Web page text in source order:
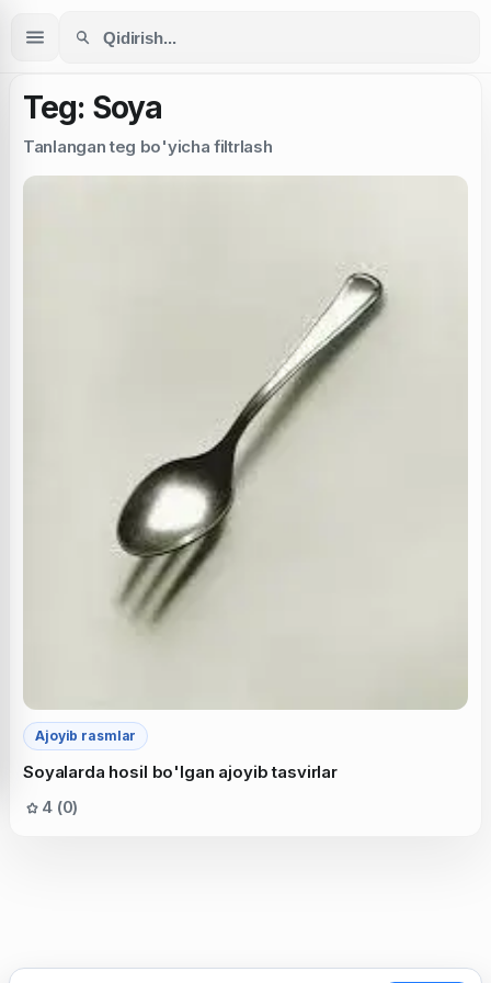
Teg: Soya
Tanlangan teg bo'yicha filtrlash
Ajoyib rasmlar
Soyalarda hosil bo'lgan ajoyib tasvirlar
4 (0)